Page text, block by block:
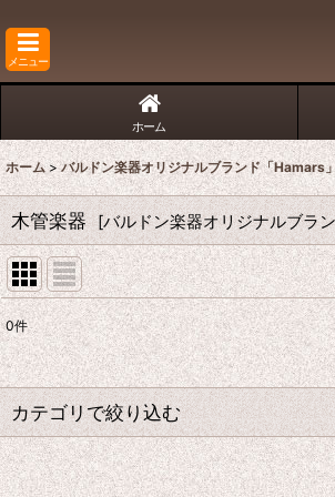
メニュー
ホーム
ホーム > バルドン楽器オリジナルブランド「Hamars
木管楽器 [バルドン楽器オリジナルブラ
サブカテゴリ:
表示数:
並び順:
0件
カテゴリで絞り込む
木管楽器 (全商品)